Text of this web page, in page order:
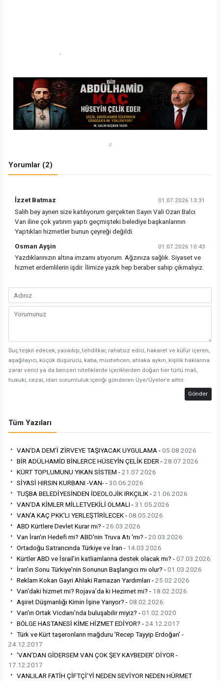
.
#
Yorumlar (2)
İzzet Batmaz 01.07.2026 13:31
Salih bey aynen size katılıyorum gerçekten Sayın Vali Ozan Balcı
Van iline çok yatırım yaptı geçmişteki belediye başkanlarının
Yaptıkları hizmetler bunun çeyreği değildi.
Osman Ayşin
01.07.2026 10:43
Yazdıklarınızın altına imzamı atıyorum. Ağzınıza sağlık. Siyaset ve
hizmet erdemlilerin işdir. İlimize yazık hep beraber sahip çıkmalıyız.
Suç teşkil edecek, yasadışı, tehditkar, rahatsız edici, hakaret ve küfür içeren,
aşağılayıcı, küçük düşürücü, kaba, müstehcen, ahlaka aykırı, kişilik haklarına
zarar verici ya da benzeri niteliklerde içeriklerden doğan her türlü mali,
hukuki, cezai, idari sorumluluk içeriği gönderen Üye/Üyeler’e aittir.
Gönder
Tüm Yazıları
VAN'DA DEM'İ ZİRVEYE TAŞIYACAK UYGULAMA -05.08.2026
BİR ADÜLHAMİD BİNLERCE HÜSEYİN ÇELİK EDER -28.07.2026
KÜRT TOPLUMUNU YIKAN SİSTEM -21.07.2026
SİYASİ HIRSIN KURBANI -VAN- -30.06.2026
TUŞBA BELEDİYESİNDEN İDEOLOJİK IRKÇILIK -21.06.2026
VAN'DA KİMLER MİLLETVEKİLİ OLMALI -31.05.2026
VAN'A KAÇ PKK'LI YERLEŞTİRİLECEK -08.05.2026
ABD Kürtlere Devlet Kurar mı? -26.03.2026
Van İran'ın Hedefi mi? ABD'nin Truva Atı 'mı? -20.03.2026
Ortadoğu Satrancında Türkiye ve İran - 14.03.2026
Kürtler ABD ve İsrail'in katliamlarına destek olacak mı? -07.03.2026
İran'ın Sonu Türkiye'nin Sonunun Başlangıcı mı olur? -01.03.2026
Reklam Kokan Gayri Ahlaki Ramazan Yardımları -25.02.2026
Van'daki hizmet mi? Rojava’da ki Hezimet mi? - 18.02.2026
Aşiret Düşmanlığı Kimin İşine Yarıyor? -08.02.2026
Van'ın Ortak Vicdanı'nda buluşabilir miyiz? -01.02.2020
BÖLGE HASTANESİ KİME HİZMET EDİYOR? -24.12.2017
Türk ve Kürt taşeronların mağduru 'Recep Tayyip Erdoğan' -
24.12.2017
‘VAN’DAN GİDERSEM VAN ÇOK ŞEY KAYBEDER’ DİYOR -
17.12.2017
VANLILAR FATİH ÇİFTÇİ’Yİ NEDEN SEVİYOR NEDEN HÜRMET